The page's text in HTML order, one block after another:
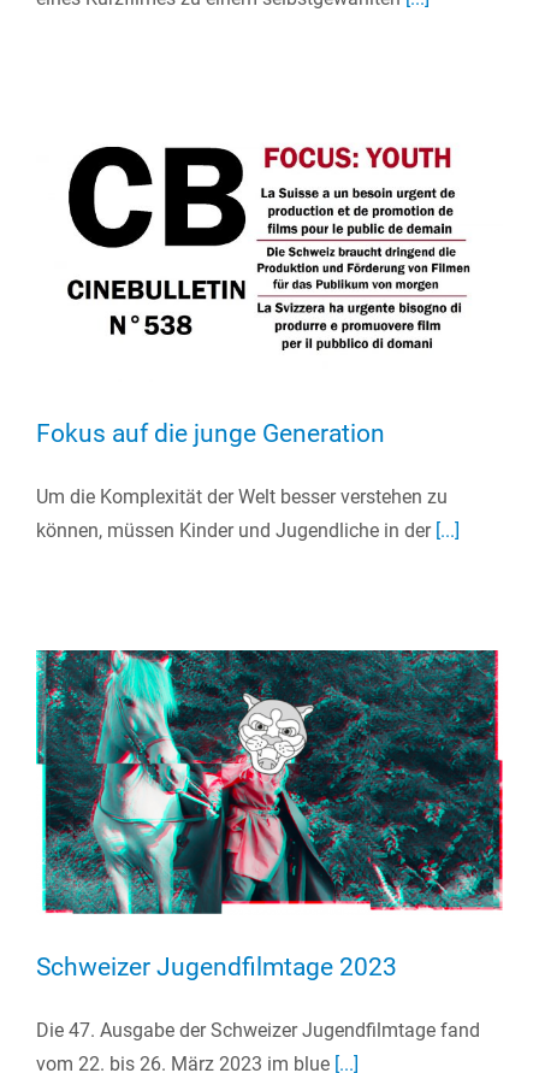
Fokus auf die junge Generation
Um die Komplexität der Welt besser verstehen zu
können, müssen Kinder und Jugendliche in der [...]
Schweizer Jugendfilmtage 2023
Die 47. Ausgabe der Schweizer Jugendfilmtage fand
vom 22. bis 26. März 2023 im blue [...]